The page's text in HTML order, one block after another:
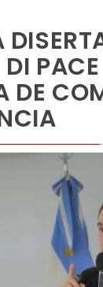
DE